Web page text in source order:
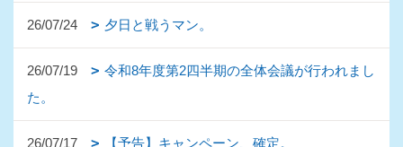
26/07/24 夕日と戦うマン。
26/07/19
令和8年度第2四半期の全体会議が行われまし
た。
26/07/17 【予告】キャンペーン、確定。